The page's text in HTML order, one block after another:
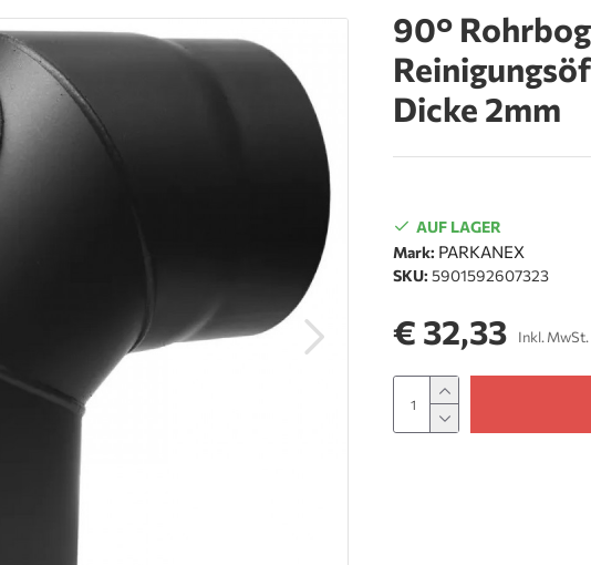
90°
Dicke 2mm
AUF LAGER
Mark: PARKANEX
SKU: 5901592607323
€ 32,33 Inkl. MwSt.